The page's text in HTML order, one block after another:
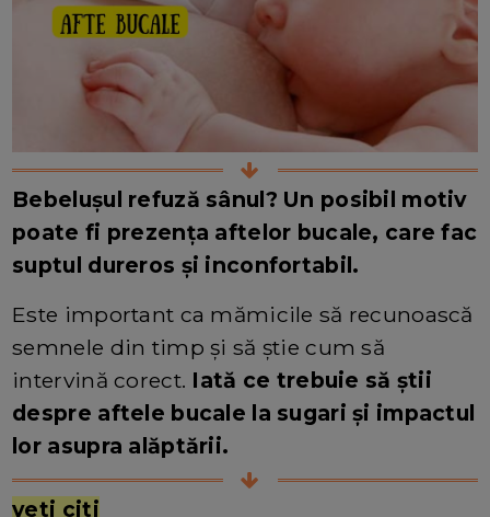
Bebelușul refuză sânul? Un posibil motiv
poate fi prezența aftelor bucale, care fac
suptul dureros și inconfortabil.
Este important ca mămicile să recunoască
semnele din timp și să știe cum să
intervină corect. Iată ce trebuie să știi
despre aftele bucale la sugari și impactul
lor asupra alăptării.
veti citi